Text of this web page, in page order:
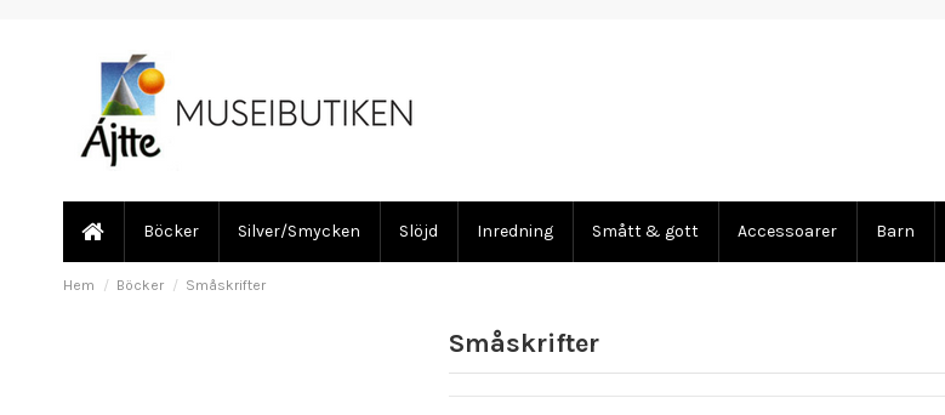
Böcker Silver/Smycken Slöjd Inredning Smått & gott Accessoarer Barn
Hem Böcker Småskrifter
Småskrifter